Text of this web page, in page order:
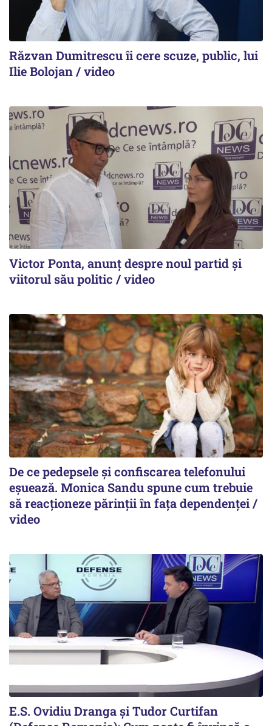
Răzvan Dumitrescu îi cere scuze, public, lui
Ilie Bolojan / video
Victor Ponta, anunț despre noul partid și
viitorul său politic / video
De ce pedepsele și confiscarea telefonului
eșuează. Monica Sandu spune cum trebuie
să reacționeze părinții în fața dependenței /
video
E.S. Ovidiu Dranga și Tudor Curtifan